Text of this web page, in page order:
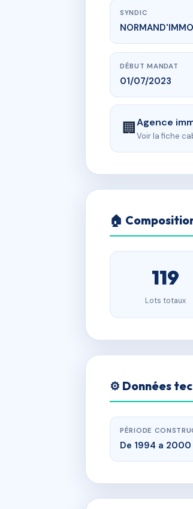
SYNDIC
NORMAND'IMMO
DÉBUT MANDAT
01/07/2023
🏢Agence
Voir la fiche
🏠
119
Lots totaux
⚙️ Données
PÉRIODE
De 1994 a 2000